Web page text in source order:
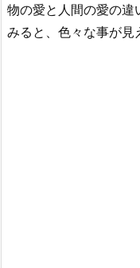
物の愛と人間の愛の違
みると、色々な事が見